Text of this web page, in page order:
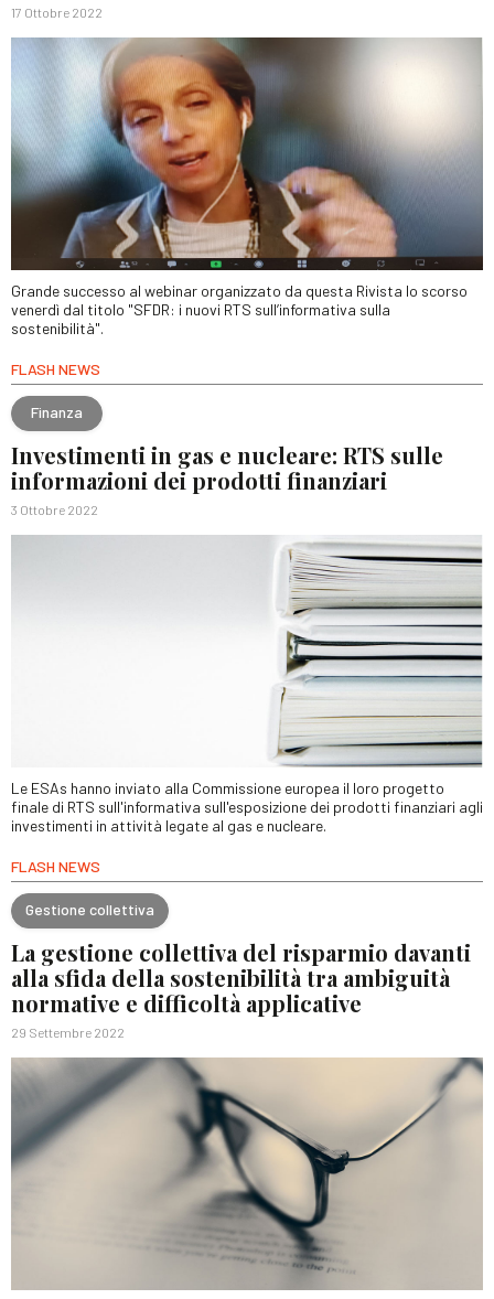
17 Ottobre 2022
Grande successo al webinar organizzato da questa Rivista lo scorso
venerdì dal titolo "SFDR: i nuovi RTS sull’informativa sulla
sostenibilità".
FLASH NEWS
Finanza
Investimenti in gas e nucleare: RTS sulle
informazioni dei prodotti finanziari
3 Ottobre 2022
Le ESAs hanno inviato alla Commissione europea il loro progetto
finale di RTS sull'informativa sull'esposizione dei prodotti finanziari agli
investimenti in attività legate al gas e nucleare.
FLASH NEWS
Gestione collettiva
La gestione collettiva del risparmio davanti
alla sfida della sostenibilità tra ambiguità
normative e difficoltà applicative
29 Settembre 2022